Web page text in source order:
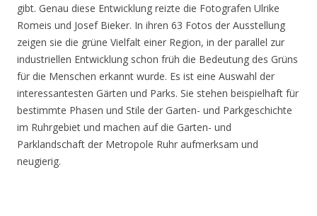
gibt. Genau diese Entwicklung reizte die Fotografen Ulrike
Romeis und Josef Bieker. In ihren 63 Fotos der Ausstellung
zeigen sie die grüne Vielfalt einer Region, in der parallel zur
industriellen Entwicklung schon früh die Bedeutung des Grüns
für die Menschen erkannt wurde. Es ist eine Auswahl der
interessantesten Gärten und Parks. Sie stehen beispielhaft für
bestimmte Phasen und Stile der Garten- und Parkgeschichte
im Ruhrgebiet und machen auf die Garten- und
Parklandschaft der Metropole Ruhr aufmerksam und
neugierig.